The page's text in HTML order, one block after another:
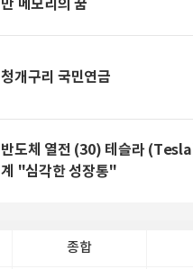
만 메모리의 꿈
청개구리 국민연금
반도체 열전 (30) 테슬라 (Tesla) 구조적
계 "심각한 성장통"
종합